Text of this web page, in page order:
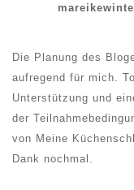
Die Planung des
aufregend für mich.
Unterstützung und
der
von Meine
Dank nochmal.